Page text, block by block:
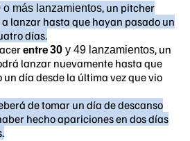
o más lanzamientos, un pitcher
lanzar hasta que hayan pasado un
días.
entre30 y 49 lanzamientos, un
lanzar nuevamente hasta que
un día desde la última vez que vio
de tomar un día de descanso
hecho apariciones en dos días